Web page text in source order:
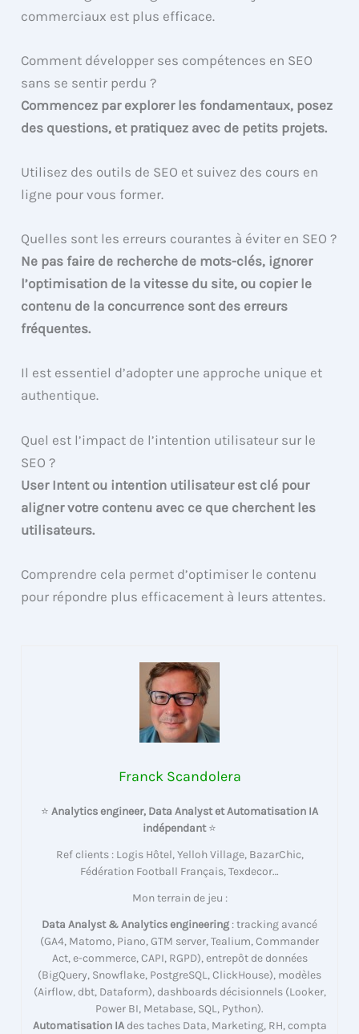
commerciaux est plus efficace.
Comment développer ses compétences en SEO
sans se sentir perdu ?
Commencez par explorer les fondamentaux, posez
des questions, et pratiquez avec de petits projets.
Utilisez des outils de SEO et suivez des cours en
ligne pour vous former.
Quelles sont les erreurs courantes à éviter en SEO ?
Ne pas faire de recherche de mots-clés, ignorer
l’optimisation de la vitesse du site, ou copier le
contenu de la concurrence sont des erreurs
fréquentes.
Il est essentiel d’adopter une approche unique et
authentique.
Quel est l’impact de l’intention utilisateur sur le
SEO ?
User Intent ou intention utilisateur est clé pour
aligner votre contenu avec ce que cherchent les
utilisateurs.
Comprendre cela permet d’optimiser le contenu
pour répondre plus efficacement à leurs attentes.
Franck Scandolera
⭐ Analytics engineer, Data Analyst et Automatisation IA
indépendant⭐
Ref clients : Logis Hôtel, Yelloh Village, BazarChic,
Fédération Football Français, Texdecor…
Mon terrain de jeu :
Data Analyst & Analytics engineering : tracking avancé
(GA4, Matomo, Piano, GTM server, Tealium, Commander
Act, e-commerce, CAPI, RGPD), entrepôt de données
(BigQuery, Snowflake, PostgreSQL, ClickHouse), modèles
(Airflow, dbt, Dataform), dashboards décisionnels (Looker,
Power BI, Metabase, SQL, Python).
Automatisation IAdes taches Data, Marketing, RH, compta